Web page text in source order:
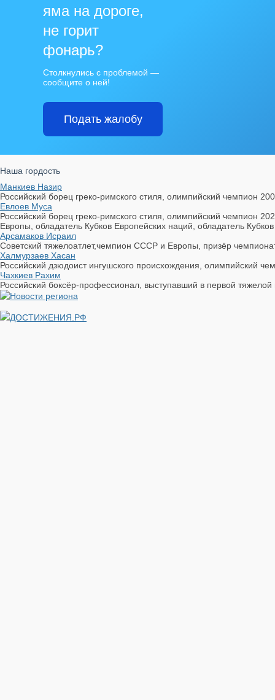
яма на дороге,
не горит
фонарь?
Столкнулись с проблемой —
сообщите о ней!
Подать жалобу
Наша гордость
Манкиев Назир
Российский борец греко-римского стиля, олимпийский чемпион
Евлоев Муса
Российский борец греко-римского стиля, олимпийский чемпион
Европы, обладатель Кубков Европейских наций, обладатель
Арсамаков Исраил
Советский тяжелоатлет,чемпион СССР и Европы, призёр
Халмурзаев Хасан
Российский дзюдоист ингушского происхождения, олимпийский
Чахкиев Рахим
Российский боксёр-профессионал, выступавший в первой
ДОСТИЖЕНИЯ.РФ